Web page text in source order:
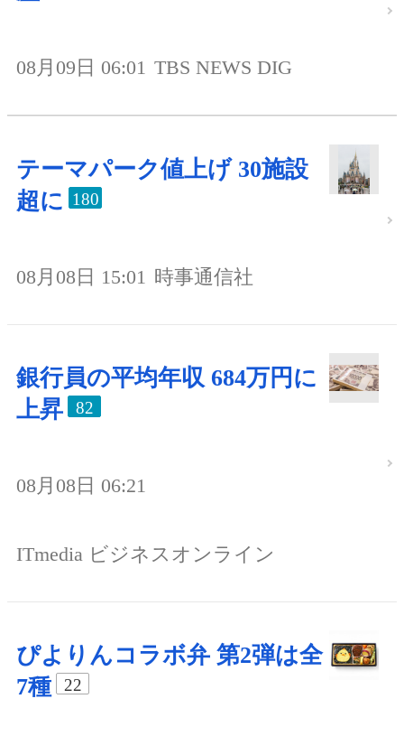
08月09日 06:01 TBS NEWS DIG
テーマパーク値上げ 30施設
超に 180
08月08日 15:01 時事通信社
銀行員の平均年収 684万円に
上昇
82
08月08日 06:21
ITmedia ビジネスオンライン
ぴよりんコラボ弁 第2弾は全
7種
22